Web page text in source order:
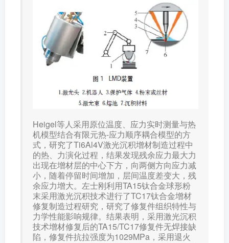
Heigel等人采用原位温度、应力实时测量与热
机模型结合有限元热-应力顺序耦合模型的方
式，研究了Ti6Al4V激光沉积增材制造过程中
的热、力演化过程，结果发现残余应力最大力
出现在增材层的中心下方，向两侧方向应力减
小，随着停留时间增加，层间温度差变大，残
余应力增大。左士刚利用TA15钛合金球形粉
末采用激光沉积技术进行了TC17钛合金增材
修复制造过程研究，研究了修复件组织特性与
力学性能影响规律。结果表明，采用激光沉积
技术增材修复后的TA15/TC17修复件无焊接缺
陷，修复件抗拉强度为1029MPa，采用退火